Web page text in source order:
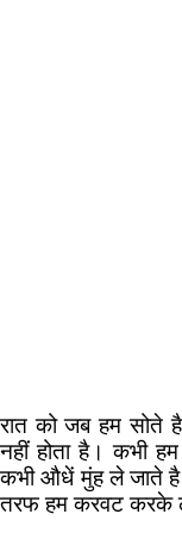
रात को जब हम सोते
नहीं होता है। कभी
कभी औधें मुंह ले जाते
तरफ हम करवट करके